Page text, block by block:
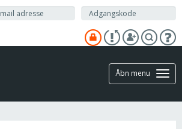
Åbn menu